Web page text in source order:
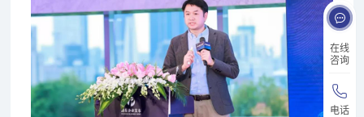
在线
咨询
电话